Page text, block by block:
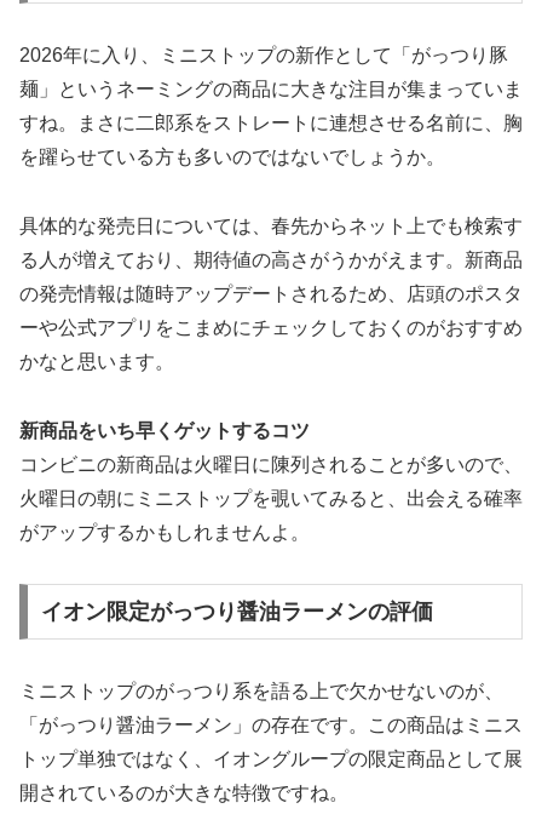
2026年に入り、ミニストップの新作として「がっつり豚
麺」というネーミングの商品に大きな注目が集まっていま
すね。まさに二郎系をストレートに連想させる名前に、胸
を躍らせている方も多いのではないでしょうか。
具体的な発売日については、春先からネット上でも検索す
る人が増えており、期待値の高さがうかがえます。 新商品
の発売情報は随時アップデートされるため、店頭のポスタ
ーや公式アプリをこまめにチェックしておくのがおすすめ
かなと思います。
新商品をいち早くゲットするコツ
コンビニの新商品は火曜日に陳列されることが多いので、
火曜日の朝にミニストップを覗いてみると、出会える確率
がアップするかもしれませんよ。
イオン限定がっつり醤油ラーメンの評価
ミニストップのがっつり系を語る上で欠かせないのが、
「がっつり醤油ラーメン」の存在です。この商品はミニス
トップ単独ではなく、イオングループの限定商品として展
開されているのが大きな特徴ですね。